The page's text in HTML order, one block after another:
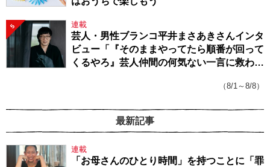
5 連載
芸人・男性ブランコ平井まさあきさんインタ
ビュー「『そのままやってたら順番が回って
くるやろ』芸人仲間の何気ない一言に救われ
（8/1～8/8）
最新記事
連載
「お母さんのひとり時間」を持つことに「罪